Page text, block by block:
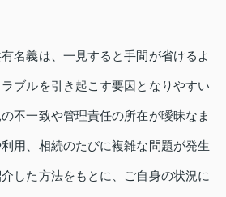
名義は、一見すると手間が省けるよ
ブルを引き起こす要因となりやすい
不一致や管理責任の所在が曖昧なま
用、相続のたびに複雑な問題が発生
した方法をもとに、ご自身の状況に